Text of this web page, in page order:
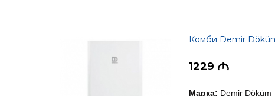
Комби Demir
1229 M
Марка: Demir Döküm